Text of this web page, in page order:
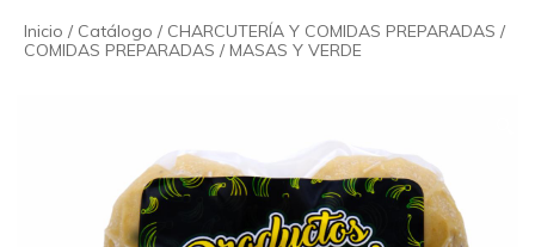
Inicio / Catálogo / CHARCUTERÍA Y COMIDAS PREPARADAS /
COMIDAS PREPARADAS / MASAS Y VERDE